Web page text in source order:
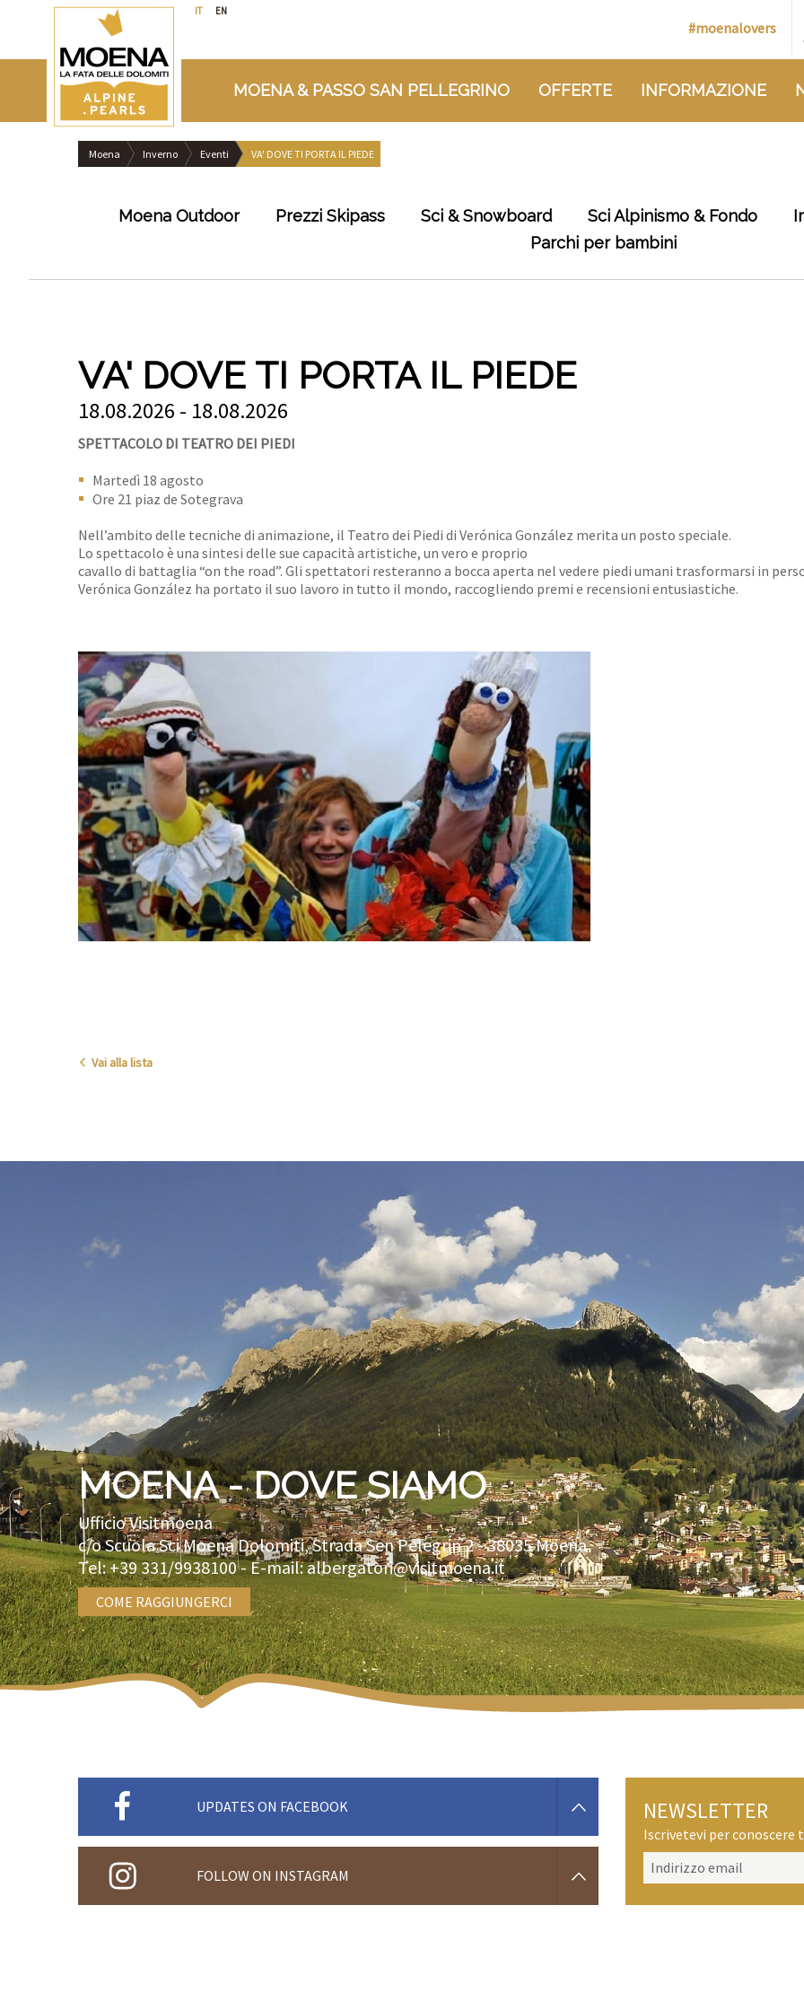
IT EN
#moenalovers
MOENA & PASSO SAN PELLEGRINO OFFERTE INFORMAZIONE
Moena Inverno Eventi VA' DOVE TI PORTA IL PIEDE
Moena Outdoor Prezzi Skipass Sci & Snowboard Sci Alpinismo & Fondo
Parchi per bambini
VA' DOVE TI PORTA IL PIEDE
18.08.2026 - 18.08.2026
SPETTACOLO DI TEATRO DEI PIEDI
Martedì 18 agosto
Ore 21 piaz de Sotegrava
Nell’ambito delle tecniche di animazione, il Teatro dei Piedi di Verónica González merita un posto speciale.
Lo spettacolo è una sintesi delle sue capacità artistiche, un vero e proprio
cavallo di battaglia “on the road”. Gli spettatori resteranno a bocca aperta nel vedere piedi umani trasformarsi in
Verónica González ha portato il suo lavoro in tutto il mondo, raccogliendo premi e recensioni entusiastiche.
Vai alla lista
MOENA - DOVE SIAMO
Ufficio Visitmoena
c/o Scuola Sci Moena Dolomiti, Strada Sen Pelegrin 2 -38035Moena
Tel:+39 331/9938100- E-mail:albergatori@visitmoena.it
COME RAGGIUNGERCI
UPDATES ON FACEBOOK
FOLLOW ON INSTAGRAM
NEWSLETTER
Iscrivetevi per